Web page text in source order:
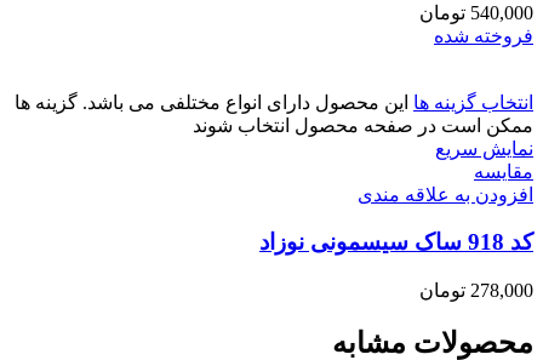
540,000 تومان
فروخته شده
انتخاب گزینه ها این محصول دارای انواع مختلفی می باشد. گزینه ها
ممکن است در صفحه محصول انتخاب شوند
نمایش سریع
مقايسه
افزودن به علاقه مندی
کد 918 ساک سیسمونی نوزاد
278,000 تومان
محصولات مشابه